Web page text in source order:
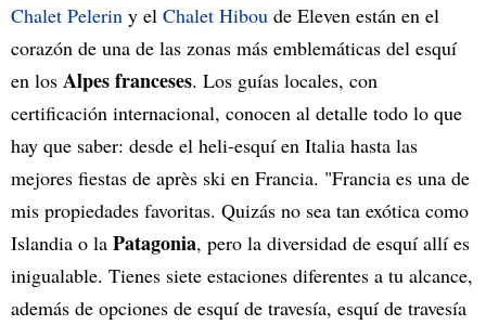
Chalet Pelerin y el Chalet Hibou de Eleven están en el
corazón de una de las zonas más emblemáticas del esquí
en los Alpes franceses. Los guías locales, con
certificación internacional, conocen al detalle todo lo que
hay que saber: desde el heli-esquí en Italia hasta las
mejores fiestas de après ski en Francia. "Francia es una de
mis propiedades favoritas. Quizás no sea tan exótica como
Islandia o la Patagonia, pero la diversidad de esquí allí es
inigualable. Tienes siete estaciones diferentes a tu alcance,
además de opciones de esquí de travesía, esquí de travesía